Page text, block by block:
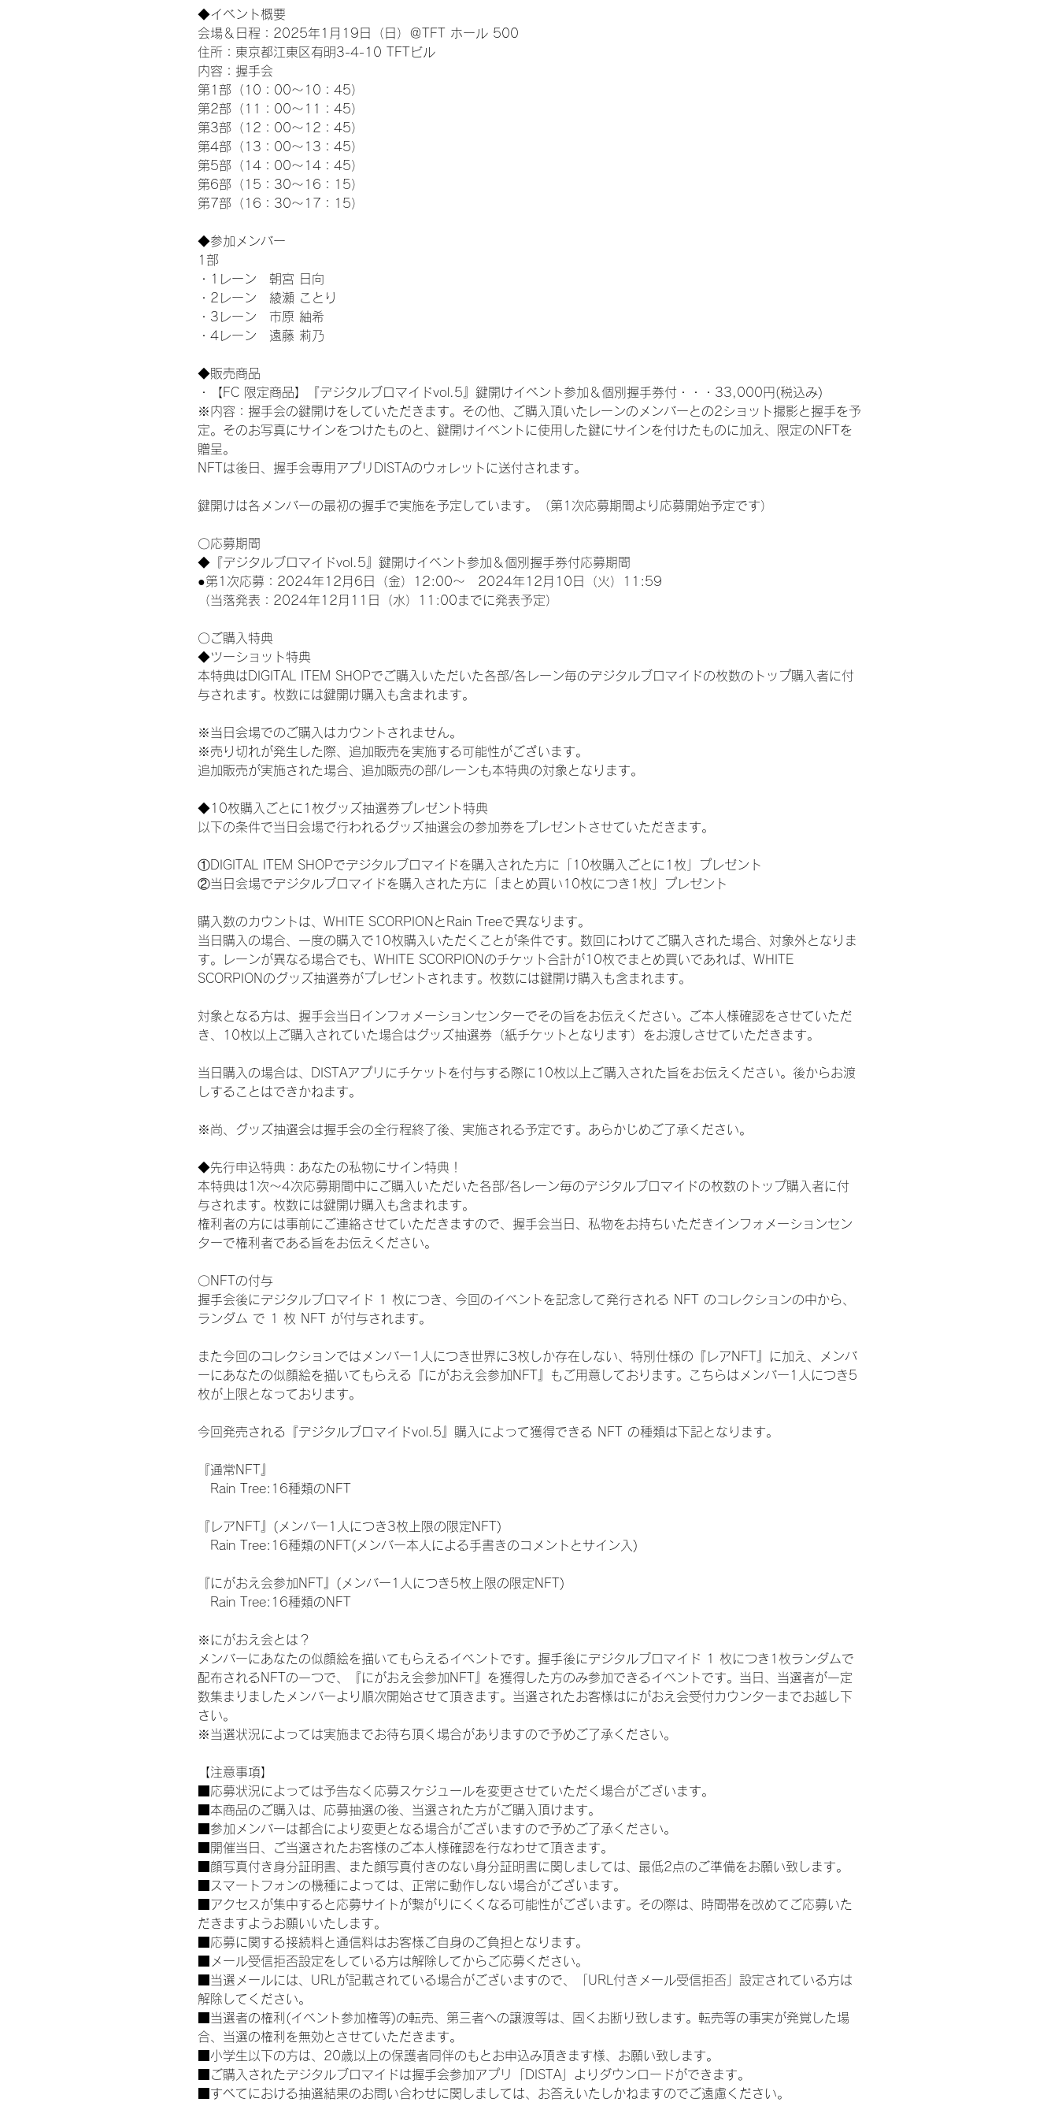
◆イベント概要
会場＆日程：2025年1月19日（日）＠TFT ホール 500
住所：東京都江東区有明3-4-10 TFTビル
内容：握手会
第1部（10：00～10：45）
第2部（11：00～11：45）
第3部（12：00～12：45）
第4部（13：00～13：45）
第5部（14：00～14：45）
第6部（15：30～16：15）
第7部（16：30～17：15）
◆参加メンバー
1部
・1レーン　朝宮 日向
・2レーン　綾瀬 ことり
・3レーン　市原 紬希
・4レーン　遠藤 莉乃
◆販売商品
・【FC 限定商品】『デジタルブロマイドvol.5』鍵開けイベント参加＆個別握手券付・・・33,000円(税込み)
※内容：握手会の鍵開けをしていただきます。その他、ご購入頂いたレーンのメンバーとの2ショット撮影と握手を予
定。そのお写真にサインをつけたものと、鍵開けイベントに使用した鍵にサインを付けたものに加え、限定のNFTを
贈呈。
NFTは後日、握手会専用アプリDISTAのウォレットに送付されます。
鍵開けは各メンバーの最初の握手で実施を予定しています。（第1次応募期間より応募開始予定です）
〇応募期間
◆『デジタルブロマイドvol.5』鍵開けイベント参加＆個別握手券付応募期間
●第1次応募：2024年12月6日（金）12:00～　2024年12月10日（火）11:59
（当落発表：2024年12月11日（水）11:00までに発表予定）
〇ご購入特典
◆ツーショット特典
本特典はDIGITAL ITEM SHOPでご購入いただいた各部/各レーン毎のデジタルブロマイドの枚数のトップ購入者に付
与されます。枚数には鍵開け購入も含まれます。
※当日会場でのご購入はカウントされません。
※売り切れが発生した際、追加販売を実施する可能性がございます。
追加販売が実施された場合、追加販売の部/レーンも本特典の対象となります。
◆10枚購入ごとに1枚グッズ抽選券プレゼント特典
以下の条件で当日会場で行われるグッズ抽選会の参加券をプレゼントさせていただきます。
①DIGITAL ITEM SHOPでデジタルブロマイドを購入された方に「10枚購入ごとに1枚」プレゼント
②当日会場でデジタルブロマイドを購入された方に「まとめ買い10枚につき1枚」プレゼント
購入数のカウントは、WHITE SCORPIONとRain Treeで異なります。
当日購入の場合、一度の購入で10枚購入いただくことが条件です。数回にわけてご購入された場合、対象外となりま
す。レーンが異なる場合でも、WHITE SCORPIONのチケット合計が10枚でまとめ買いであれば、WHITE
SCORPIONのグッズ抽選券がプレゼントされます。枚数には鍵開け購入も含まれます。
対象となる方は、握手会当日インフォメーションセンターでその旨をお伝えください。ご本人様確認をさせていただ
き、10枚以上ご購入されていた場合はグッズ抽選券（紙チケットとなります）をお渡しさせていただきます。
当日購入の場合は、DISTAアプリにチケットを付与する際に10枚以上ご購入された旨をお伝えください。後からお渡
しすることはできかねます。
※尚、グッズ抽選会は握手会の全行程終了後、実施される予定です。あらかじめご了承ください。
◆先行申込特典：あなたの私物にサイン特典！
本特典は1次〜4次応募期間中にご購入いただいた各部/各レーン毎のデジタルブロマイドの枚数のトップ購入者に付
与されます。枚数には鍵開け購入も含まれます。
権利者の方には事前にご連絡させていただきますので、握手会当日、私物をお持ちいただきインフォメーションセン
ターで権利者である旨をお伝えください。
〇NFTの付与
握手会後にデジタルブロマイド 1 枚につき、今回のイベントを記念して発行される NFT のコレクションの中から、
ランダム で 1 枚 NFT が付与されます。
また今回のコレクションではメンバー1人につき世界に3枚しか存在しない、特別仕様の『レアNFT』に加え、メンバ
ーにあなたの似顔絵を描いてもらえる『にがおえ会参加NFT』もご用意しております。こちらはメンバー1人につき5
枚が上限となっております。
今回発売される『デジタルブロマイドvol.5』購入によって獲得できる NFT の種類は下記となります。
『通常NFT』
Rain Tree:16種類のNFT
『レアNFT』(メンバー1人につき3枚上限の限定NFT)
Rain Tree:16種類のNFT(メンバー本人による手書きのコメントとサイン入)
『にがおえ会参加NFT』(メンバー1人につき5枚上限の限定NFT)
Rain Tree:16種類のNFT
※にがおえ会とは？
メンバーにあなたの似顔絵を描いてもらえるイベントです。握手後にデジタルブロマイド 1 枚につき1枚ランダムで
配布されるNFTの一つで、『にがおえ会参加NFT』を獲得した方のみ参加できるイベントです。当日、当選者が一定
数集まりましたメンバーより順次開始させて頂きます。当選されたお客様はにがおえ会受付カウンターまでお越し下
さい。
※当選状況によっては実施までお待ち頂く場合がありますので予めご了承ください。
【注意事項】
■応募状況によっては予告なく応募スケジュールを変更させていただく場合がございます。
■本商品のご購入は、応募抽選の後、当選された方がご購入頂けます。
■参加メンバーは都合により変更となる場合がございますので予めご了承ください。
■開催当日、ご当選されたお客様のご本人様確認を行なわせて頂きます。
■顔写真付き身分証明書、また顔写真付きのない身分証明書に関しましては、最低2点のご準備をお願い致します。
■スマートフォンの機種によっては、正常に動作しない場合がございます。
■アクセスが集中すると応募サイトが繋がりにくくなる可能性がございます。その際は、時間帯を改めてご応募いた
だきますようお願いいたします。
■応募に関する接続料と通信料はお客様ご自身のご負担となります。
■メール受信拒否設定をしている方は解除してからご応募ください。
■当選メールには、URLが記載されている場合がございますので、「URL付きメール受信拒否」設定されている方は
解除してください。
■当選者の権利(イベント参加権等)の転売、第三者への譲渡等は、固くお断り致します。転売等の事実が発覚した場
合、当選の権利を無効とさせていただきます。
■小学生以下の方は、20歳以上の保護者同伴のもとお申込み頂きます様、お願い致します。
■ご購入されたデジタルブロマイドは握手会参加アプリ「DISTA」よりダウンロードができます。
■すべてにおける抽選結果のお問い合わせに関しましては、お答えいたしかねますのでご遠慮ください。